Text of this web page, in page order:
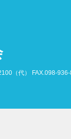
（代） FAX.098-